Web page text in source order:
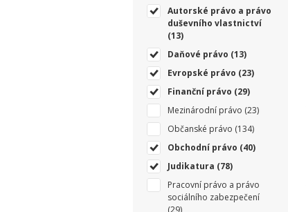
Autorské právo a právo
duševního vlastnictví
(13)
Daňové právo (13)
Evropské právo (23)
Finanční právo (29)
Mezinárodní právo (23)
Občanské právo (134)
Obchodní právo (40)
Judikatura (78)
Pracovní právo a právo
sociálního zabezpečení
(29)